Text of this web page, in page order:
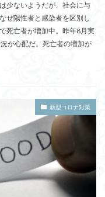
少ないようだが、社会に与
ぜ陽性者と感染者を区別し
死亡者が増加中。昨年8月実
が心配だ。死亡者の増加が
新型コロナ対策